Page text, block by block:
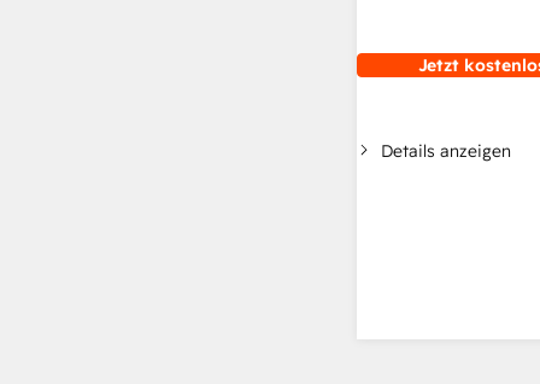
Jetzt
Details anzeigen